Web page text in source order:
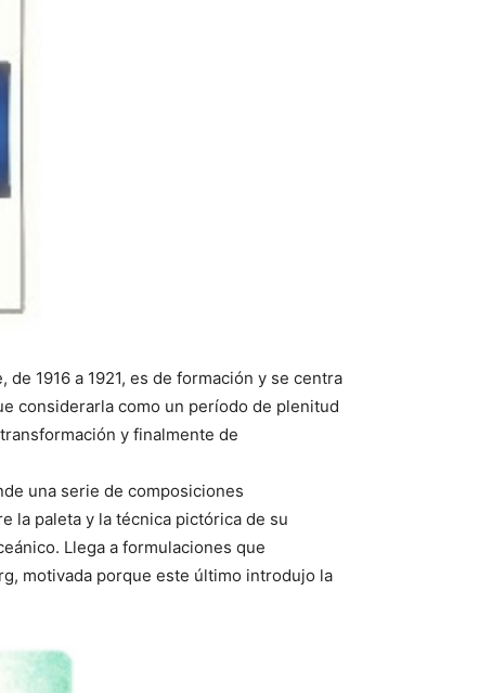
1916 a 1921, es de formación y se centra
considerarla como un período de plenitud
y finalmente de
una serie de composiciones
la paleta y la técnica pictórica de su
Llega a formulaciones que
motivada porque este último introdujo la